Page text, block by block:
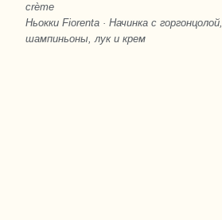
crème
Ньокки Fiorenta · Начинка с
шампиньоны, лук и крем